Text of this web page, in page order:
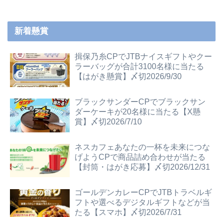
新着懸賞
揖保乃糸CPでJTBナイスギフトやクー
ラーバッグが合計3100名様に当たる
【はがき懸賞】〆切2026/9/30
ブラックサンダーCPでブラックサン
ダーケーキが20名様に当たる【X懸
賞】〆切2026/7/10
ネスカフェあなたの一杯を未来につな
げようCPで商品詰め合わせが当たる
【封筒・はがき応募】〆切2026/12/31
ゴールデンカレーCPでJTBトラベルギ
フトや選べるデジタルギフトなどが当
たる【スマホ】〆切2026/7/31